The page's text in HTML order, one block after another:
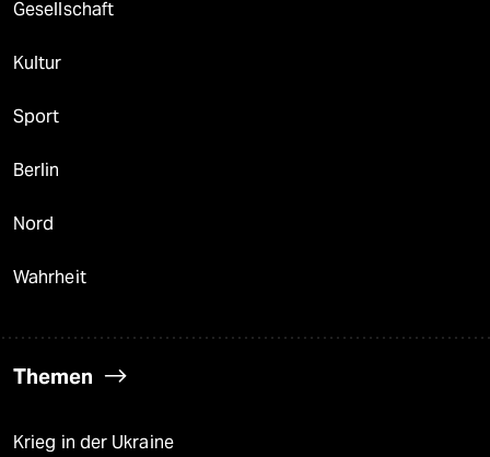
Gesellschaft
Kultur
Sport
Berlin
Nord
Wahrheit
Themen
Krieg in der Ukraine